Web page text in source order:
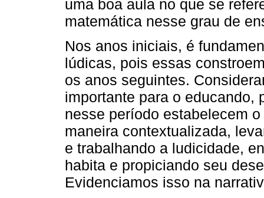
uma boa aula no que se
matemática nesse grau de
Nos anos iniciais, é
lúdicas, pois essas
os anos seguintes.
importante para o educando,
nesse período estabelecem
maneira contextualizada,
e trabalhando a ludicidade,
habita e propiciando seu
Evidenciamos isso na